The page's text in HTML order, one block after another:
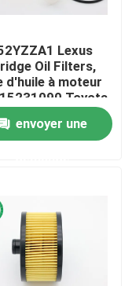
de cabine
Lexus
Oil Filters,
d'huile à moteur
Toyota
envoyer une